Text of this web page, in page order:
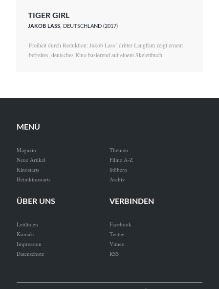
TIGER GIRL
JAKOB LASS, DEUTSCHLAND (2017)
Freiheit durch Reduktion: Jakob Lass’ dritter Langfilm zeigt erneut
befreites, deutsches Kino basierend auf einem Skelettbuch.
MENÜ
Magazin
Neue Artikel
Kinostarts
Heimkinostarts
Themen
Filme A-Z
Stöbern
Archiv
ÜBER UNS
Leitlinien
Kontakt
Impressum
Datenschutz
VERBINDEN
Facebook
Twitter
Vimeo
RSS